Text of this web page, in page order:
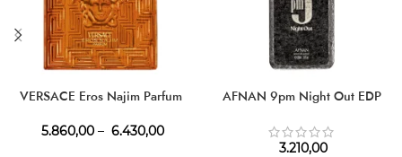
VERSACE Eros Najim Parfum
5.860,00 – 6.430,00
AFNAN 9pm Night Out EDP
3.210,00